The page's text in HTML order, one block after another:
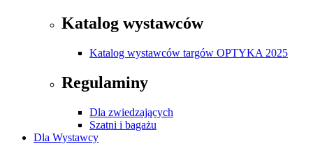
Katalog wystawców
Katalog wystawców targów OPTYKA 2025
Regulaminy
Dla zwiedzających
Szatni i bagażu
Dla Wystawcy